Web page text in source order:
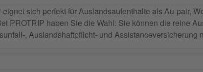
eignet sich perfekt für Auslandsaufenthalte als Au-pair,
PROTRIP haben Sie die Wahl: Sie können die reine
, Auslandshaftpflicht- und Assistanceversicherung